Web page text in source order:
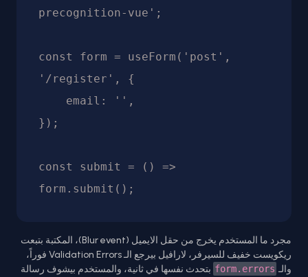
precognition-vue';
const form = useForm('post',
'/register', {
});
const submit = () =>
form.submit();
مجرد ما المستخدم يخرج من حقل الايميل (Blur event)، المكتبة بتبعت
ريكويست خفيف للسيرفر، لارافيل بيرجع الـ Validation Errors فوراً،
والـ form.errors بتحدث نفسها في ثانية، والمستخدم بيشوف رسالة